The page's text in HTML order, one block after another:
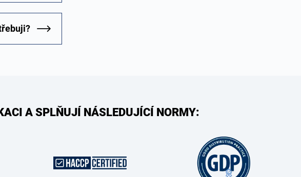
A SPLŇUJÍ NÁSLEDUJÍCÍ NORMY: